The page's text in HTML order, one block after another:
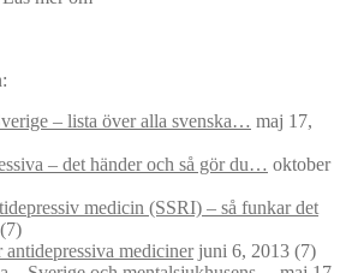
– lista över alla svenska… maj 17,
– det händer och så gör du… oktober
medicin (SSRI) – så funkar det
(7)
antidepressiva medicinerjuni 6, 2013 (7)